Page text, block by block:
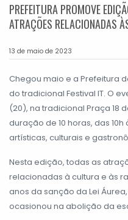
PREFEITURA PROMOVE
ATRAÇÕES RELACIONADAS
13 de maio de 2023
Chegou maio e a Prefeitura
do tradicional Festival IT. O
(20), na tradicional Praça 18
duração de 10 horas, das
artísticas, culturais e
Nesta edição, todas as
relacionadas à cultura e às
anos da sanção da Lei
ocasionou na abolição da